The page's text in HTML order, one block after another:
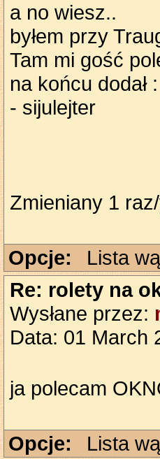
a no wiesz..
byłem przy
Tam mi gość
na końcu dodał :
- sijulejter
Zmieniany 1
Opcje: Lista
Re: rolety na
Wysłane przez:
Data: 01 March
ja polecam
Opcje: Lista